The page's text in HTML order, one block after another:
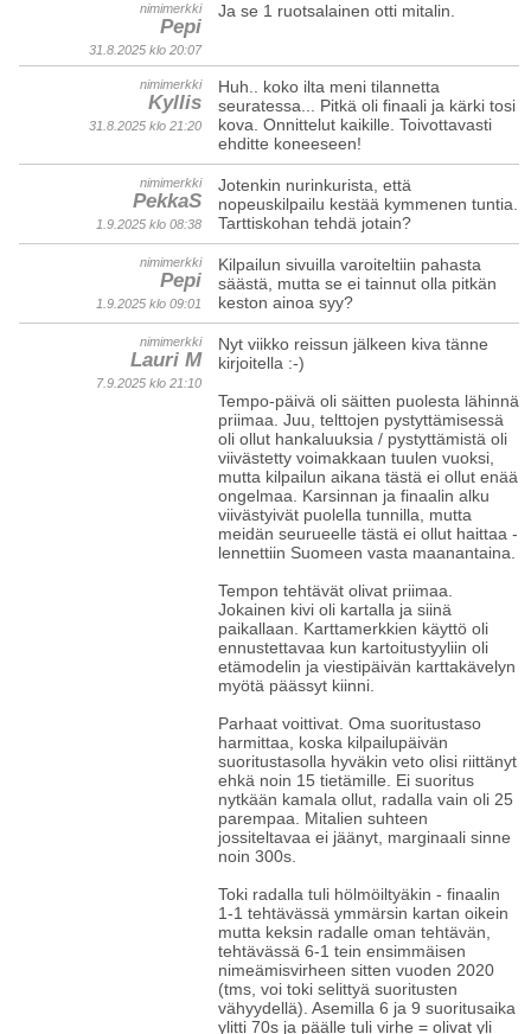
nimimerkki
Pepi
31.8.2025 klo 20:07
Ja se 1 ruotsalainen otti mitalin.
nimimerkki
Kyllis
31.8.2025 klo 21:20
Huh.. koko ilta meni tilannetta
seuratessa... Pitkä oli finaali ja kärki tosi
kova. Onnittelut kaikille. Toivottavasti
ehditte koneeseen!
nimimerkki
PekkaS
1.9.2025 klo 08:38
Jotenkin nurinkurista, että
nopeuskilpailu kestää kymmenen tuntia.
Tarttiskohan tehdä jotain?
nimimerkki
Pepi
1.9.2025 klo 09:01
Kilpailun sivuilla varoiteltiin pahasta
säästä, mutta se ei tainnut olla pitkän
keston ainoa syy?
nimimerkki
Lauri M
7.9.2025 klo 21:10
Nyt viikko reissun jälkeen kiva tänne
kirjoitella :-)
Tempo-päivä oli säitten puolesta lähinnä
priimaa. Juu, telttojen pystyttämisessä
oli ollut hankaluuksia / pystyttämistä oli
viivästetty voimakkaan tuulen vuoksi,
mutta kilpailun aikana tästä ei ollut enää
ongelmaa. Karsinnan ja finaalin alku
viivästyivät puolella tunnilla, mutta
meidän seurueelle tästä ei ollut haittaa -
lennettiin Suomeen vasta maanantaina.
Tempon tehtävät olivat priimaa.
Jokainen kivi oli kartalla ja siinä
paikallaan. Karttamerkkien käyttö oli
ennustettavaa kun kartoitustyyliin oli
etämodelin ja viestipäivän karttakävelyn
myötä päässyt kiinni.
Parhaat voittivat. Oma suoritustaso
harmittaa, koska kilpailupäivän
suoritustasolla hyväkin veto olisi riittänyt
ehkä noin 15 tietämille. Ei suoritus
nytkään kamala ollut, radalla vain oli 25
parempaa. Mitalien suhteen
jossiteltavaa ei jäänyt, marginaali sinne
noin 300s.
Toki radalla tuli hölmöiltyäkin - finaalin
1-1 tehtävässä ymmärsin kartan oikein
mutta keksin radalle oman tehtävän,
tehtävässä 6-1 tein ensimmäisen
nimeämisvirheen sitten vuoden 2020
(tms, voi toki selittyä suoritusten
vähyydellä). Asemilla 6 ja 9 suoritusaika
ylitti 70s ja päälle tuli virhe = olivat yli